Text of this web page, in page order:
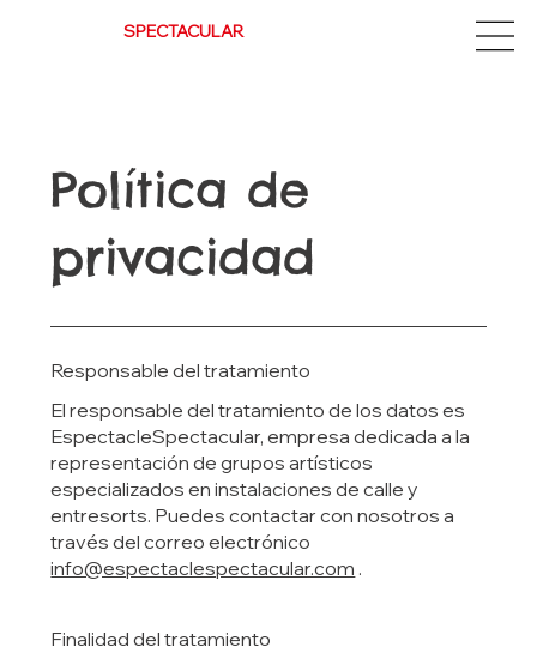
EspectacleSPECTACULAR
Política de
privacidad
Responsable del tratamiento
El responsable del tratamiento de los datos es
EspectacleSpectacular, empresa dedicada a la
representación de grupos artísticos
especializados en instalaciones de calle y
entresorts. Puedes contactar con nosotros a
través del correo electrónico
info@espectaclespectacular.com .
Finalidad del tratamiento